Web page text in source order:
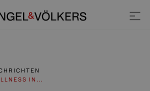
IN…